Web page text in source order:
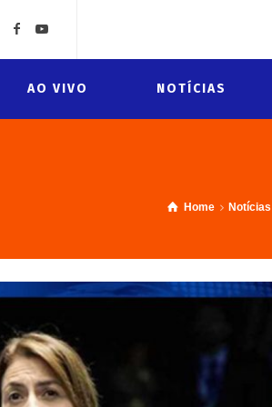
AO VIVO NOTÍCIAS
Home Notícias